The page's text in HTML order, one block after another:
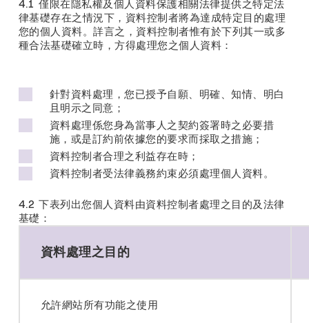
4.1 僅限在隱私權及個人資料保護相關法律提供之特定法
律基礎存在之情況下，資料控制者將為達成特定目的處理
您的個人資料。詳言之，資料控制者惟有於下列其一或多
種合法基礎確立時，方得處理您之個人資料：
針對資料處理，您已授予自願、明確、知情、明白
且明示之同意；
資料處理係您身為當事人之契約簽署時之必要措
施，或是訂約前依據您的要求而採取之措施；
資料控制者合理之利益存在時；
資料控制者受法律義務約束必須處理個人資料。
4.2 下表列出您個人資料由資料控制者處理之目的及法律
基礎：
資料處理之目的
允許網站所有功能之使用